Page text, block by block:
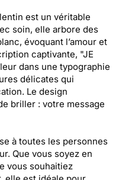
est un véritable
soin, elle arbore des
évoquant l’amour et
captivante, "JE
dans une typographie
délicates qui
Le design
briller : votre message
à toutes les personnes
Que vous soyez en
vous souhaitiez